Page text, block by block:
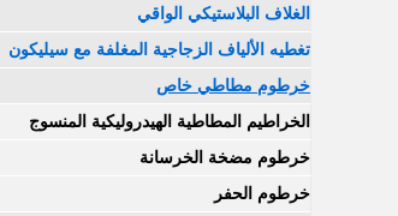
الغلاف البلاستيكي الواقي
تغطيه الألياف الزجاجية المغلفة مع سيليكون
خرطوم مطاطي خاص
الخراطيم المطاطية الهيدروليكية المنسوج
خرطوم مضخة الخرسانة
خرطوم الحفر